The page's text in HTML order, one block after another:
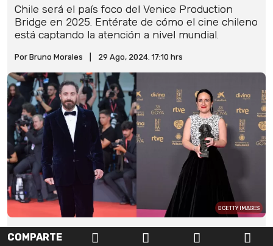
Chile será el país foco del Venice Production
Bridge en 2025. Entérate de cómo el cine chileno
está captando la atención a nivel mundial.
Por Bruno Morales 29 Ago, 2024. 17:10 hrs
GETTY IMAGES
COMPARTE